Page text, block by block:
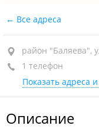
Все адреса
район "Баляева",
1 телефон
Показать адреса
Описание